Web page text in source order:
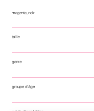
magenta, noir
taille
genre
groupe d'âge